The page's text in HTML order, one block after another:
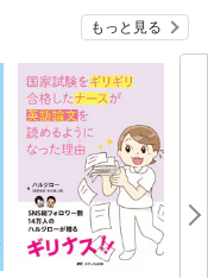
もっと見る